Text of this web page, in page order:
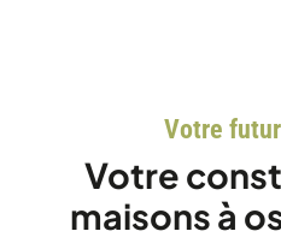
Votre
Votre
maisons à